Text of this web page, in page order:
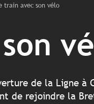
train avec son vélo
de la Ligne à
de rejoindre la